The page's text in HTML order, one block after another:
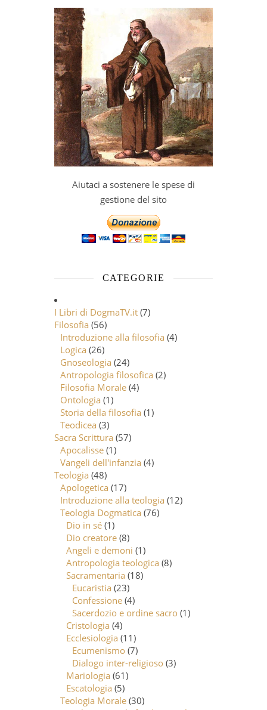
Aiutaci a sostenere le spese di
gestione del sito
CATEGORIE
I Libri di DogmaTV.it (7)
Filosofia (56)
Introduzione alla filosofia (4)
Logica (26)
Gnoseologia (24)
Antropologia filosofica (2)
Filosofia Morale (4)
Ontologia (1)
Storia della filosofia (1)
Teodicea (3)
Sacra Scrittura (57)
Apocalisse (1)
Vangeli dell'infanzia (4)
Teologia (48)
Apologetica (17)
Introduzione alla teologia (12)
Teologia Dogmatica (76)
Dio in sé (1)
Dio creatore (8)
Angeli e demoni (1)
Antropologia teologica (8)
Sacramentaria (18)
Eucaristia (23)
Confessione (4)
Sacerdozio e ordine sacro (1)
Cristologia (4)
Ecclesiologia (11)
Ecumenismo (7)
Dialogo inter-religioso (3)
Mariologia (61)
Escatologia (5)
Teologia Morale (30)